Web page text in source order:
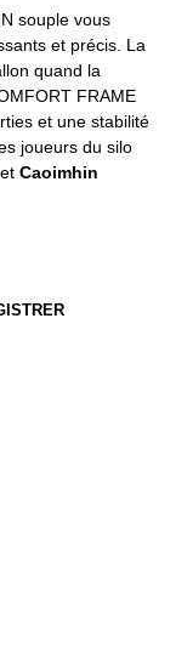
souple vous
et précis. La
quand la
FRAME
et une stabilité
joueurs du silo
Caoimhin